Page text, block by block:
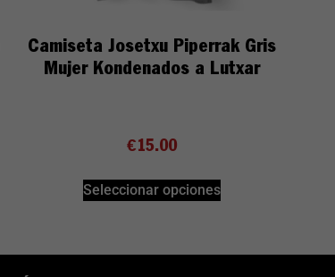
Camiseta Josetxu Piperrak Gris
Mujer Kondenados a Lutxar
€15.00
Seleccionar opciones